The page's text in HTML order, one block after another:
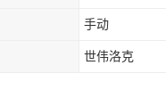
手动
世伟洛克